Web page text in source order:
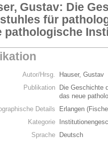
Gustav: Die
für
pathologische
Autor/Hrsg.
Hauser, Gustav
Publikation
Die Geschichte
das neue
Details
Erlangen
Kategorie
Sprache
Deutsch